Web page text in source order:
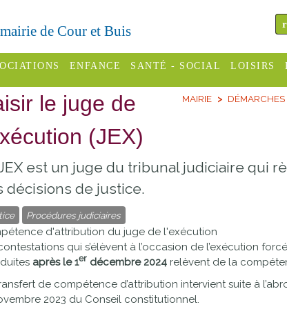
de Cour et Buis
des
des
ENFANCE
Assistantes
Relais
assistante
maternelle
Pôle petite
enfance
Etablissements
SANTÉ - SOCIAL
Centres
CCAS
Départemental
Le SSIAD
des Trois
LOISIRS
de
MAIRIE
le juge de
(JEX)
est un juge du tribunal judiciaire qui
décisions de justice.
Procédures judiciaires
d'attribution du juge de l'exécution
qui s’élèvent à l’occasion de l’exécution
après le 1er décembre 2024 relèvent de la
de compétence d’attribution intervient suite à
2023 du Conseil constitutionnel.